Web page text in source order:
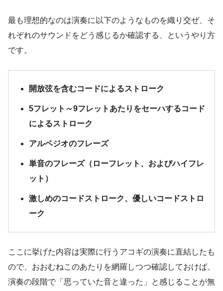
最も理想的なのは演奏に以下のようなものを織り交ぜ、そ
れぞれのサウンドをどう感じるか確認する、というやり方
です。
開放弦を含むコードによるストローク
5フレット～9フレットあたりをセーハするコード
によるストローク
アルペジオのフレーズ
単音のフレーズ（ローフレット、およびハイフレ
ット）
激しめのコードストローク、優しいコードストロ
ーク
ここに挙げた内容は実際に行うアコギの演奏に直結したも
ので、おおむねこのあたりを網羅しつつ確認しておけば、
演奏の段階で「思っていた音と違った」と感じることが無